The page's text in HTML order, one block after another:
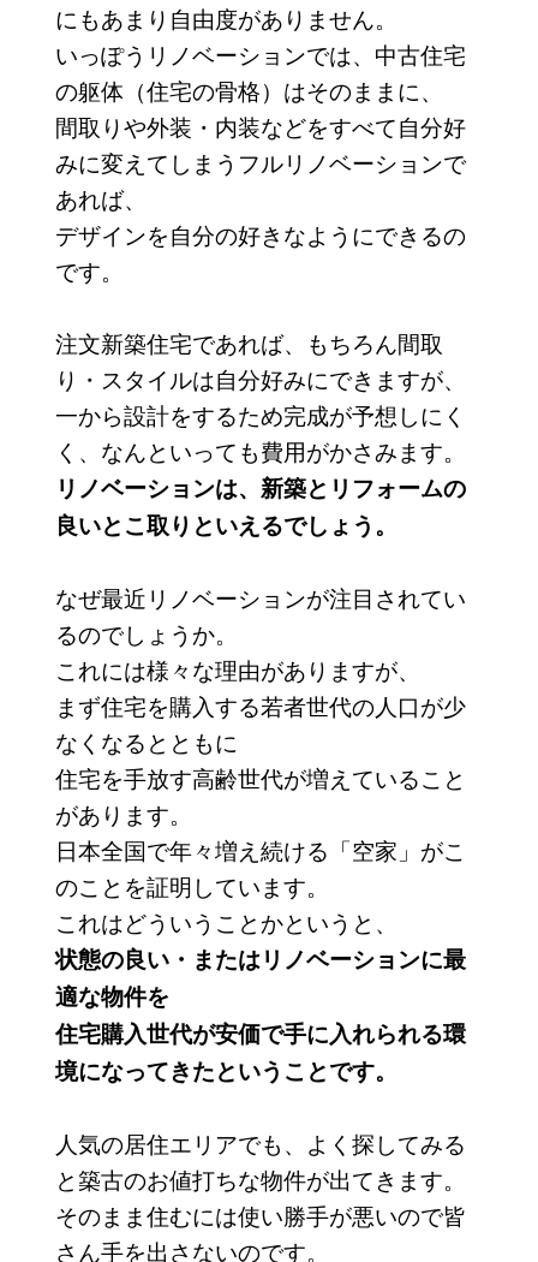
にもあまり自由度がありません。
いっぽうリノベーションでは、中古住宅
の躯体（住宅の骨格）はそのままに、
間取りや外装・内装などをすべて自分好
みに変えてしまうフルリノベーションで
あれば、
デザインを自分の好きなようにできるの
です。
注文新築住宅であれば、もちろん間取
り・スタイルは自分好みにできますが、
一から設計をするため完成が予想しにく
く、なんといっても費用がかさみます。
​リノベーションは、新築とリフォームの
良いとこ取りといえるでしょう。
なぜ最近リノベーションが注目されてい
るのでしょうか。
これには様々な理由がありますが、
まず住宅を購入する若者世代の人口が少
なくなるとともに
住宅を手放す高齢世代が増えていること
があります。
日本全国で年々増え続ける「空家」がこ
のことを証明しています。
これはどういうことかというと、
状態の良い・またはリノベーションに最
適な物件を
住宅購入世代が安価で手に入れられる環
境になってきたということです。
人気の居住エリアでも、よく探してみる
と築古のお値打ちな物件が出てきます。
そのまま住むには使い勝手が悪いので皆
さん手を出さないのです。